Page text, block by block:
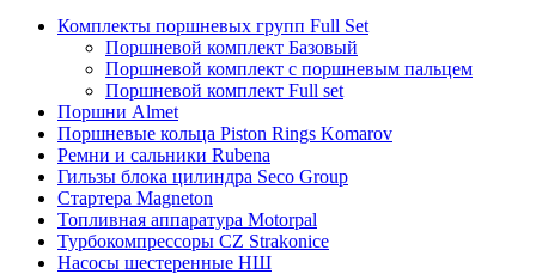
Комплекты поршневых групп Full Set
Поршневой комплект Базовый
Поршневой комплект с поршневым пальцем
Поршневой комплект Full set
Поршни Almet
Поршневые кольца Piston Rings Komarov
Ремни и сальники Rubena
Гильзы блока цилиндра Seco Group
Стартера Magneton
Топливная аппаратура Motorpal
Турбокомпрессоры CZ Strakonice
Насосы шестеренные НШ